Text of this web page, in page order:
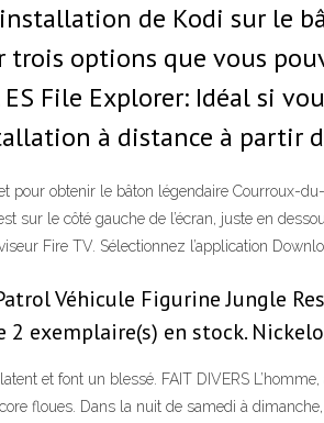
de Kodi sur le
trois options que vous
File Explorer: Idéal si
à distance à partir d
pour obtenir le bâton légendaire Courroux-
sur le côté gauche de l’écran, juste en
Fire TV. Sélectionnez l’application
Véhicule Figurine Jungle
2 exemplaire(s) en stock.
et font un blessé. FAIT DIVERS
floues. Dans la nuit de samedi à